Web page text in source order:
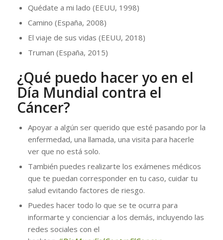
Quédate a mi lado (EEUU, 1998)
Camino (España, 2008)
El viaje de sus vidas (EEUU, 2018)
Truman (España, 2015)
¿Qué puedo hacer yo en el
Día Mundial contra el
Cáncer?
Apoyar a algún ser querido que esté pasando por la
enfermedad, una llamada, una visita para hacerle
ver que no está solo.
También puedes realizarte los exámenes médicos
que te puedan corresponder en tu caso, cuidar tu
salud evitando factores de riesgo.
Puedes hacer todo lo que se te ocurra para
informarte y concienciar a los demás, incluyendo las
redes sociales con el